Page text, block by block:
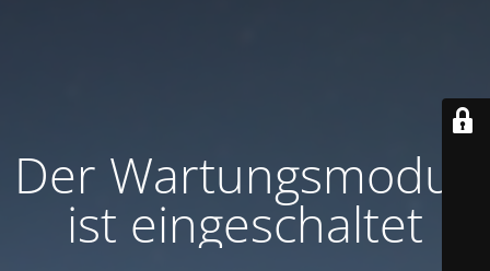
Der Wartungsmodus
ist eingeschaltet